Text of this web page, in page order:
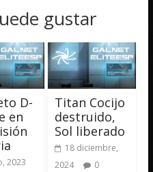
gustar
D-
en
2023
Titan Cocijo
destruido,
Sol liberado
18 diciembre,
2024
0